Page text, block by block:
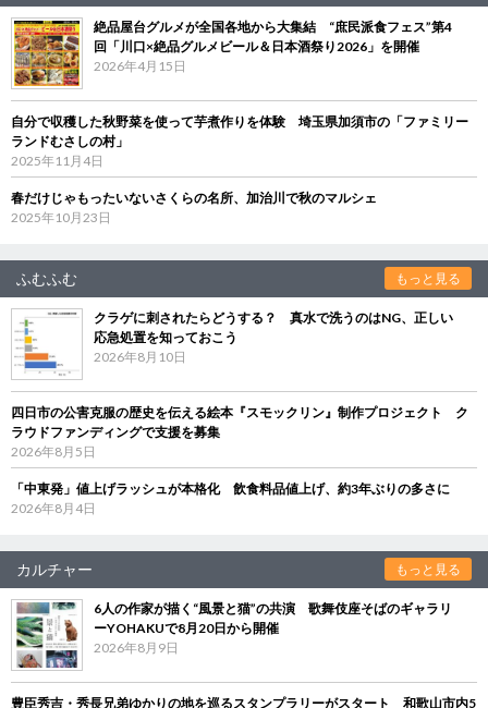
絶品屋台グルメが全国各地から大集結 “庶民派食フェス”第4
回「川口×絶品グルメビール＆日本酒祭り2026」を開催
2026年4月15日
自分で収穫した秋野菜を使って芋煮作りを体験 埼玉県加須市の「ファミリー
ランドむさしの村」
2025年11月4日
春だけじゃもったいないさくらの名所、加治川で秋のマルシェ
2025年10月23日
ふむふむ もっと見る
クラゲに刺されたらどうする？ 真水で洗うのはNG、正しい
応急処置を知っておこう
2026年8月10日
四日市の公害克服の歴史を伝える絵本『スモックリン』制作プロジェクト ク
ラウドファンディングで支援を募集
2026年8月5日
「中東発」値上げラッシュが本格化 飲食料品値上げ、約3年ぶりの多さに
2026年8月4日
カルチャー もっと見る
6人の作家が描く“風景と猫”の共演 歌舞伎座そばのギャラリ
ーYOHAKUで8月20日から開催
2026年8月9日
豊臣秀吉・秀長兄弟ゆかりの地を巡るスタンプラリーがスタート 和歌山市内5